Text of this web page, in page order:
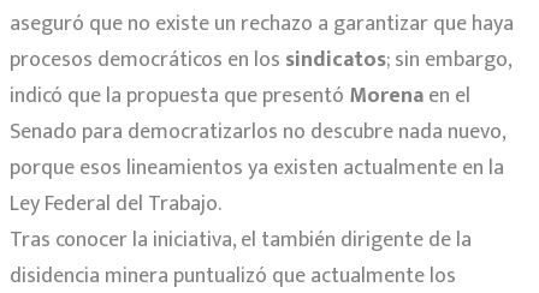
aseguró que no existe un rechazo a garantizar que haya
procesos democráticos en los sindicatos; sin embargo,
indicó que la propuesta que presentó Morenaen el
Senado para democratizarlos no descubre nada nuevo,
porque esos lineamientos ya existen actualmente en la
Ley Federal del Trabajo.
Tras conocer la iniciativa, el también dirigente de la
disidencia minera puntualizó que actualmente los